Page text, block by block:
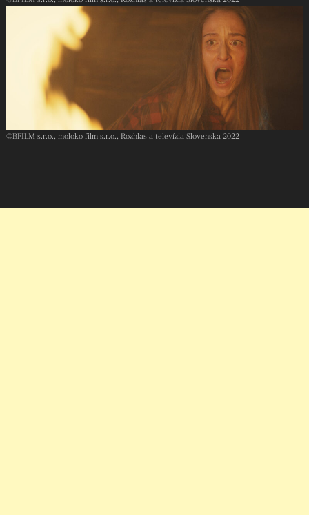
©︎BFILM s.r.o., moloko film s.r.o., Rozhlas a televízia Slovenska 2022